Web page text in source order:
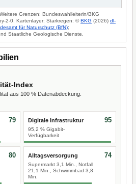
Weitere Grenzen: Bundeswahlleiterin/BKG
2-0. Kartenlayer: Starkregen: ©BKG (2026) dl-
für Naturschutz (BfN);
Staatliche Geologische Dienste.
Index
aus 100 % Datenabdeckung.
79 Digitale Infrastruktur
95,2 % Gigabit-
Verfügbarkeit
95
80 Alltagsversorgung
Supermarkt 3,1 Min., Notfall
21,1 Min., Schwimmbad 3,8
Min.
74